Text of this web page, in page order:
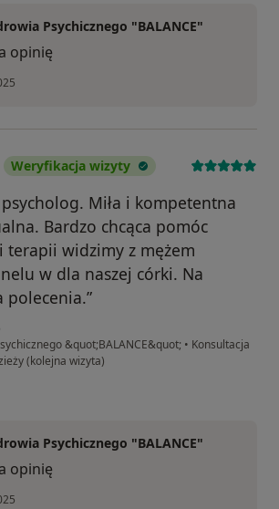
Psychicznego "BALANCE"
opinię
Weryfikacja wizyty
Miła i kompetentna
Bardzo chcąca pomóc
terapii widzimy z mężem
w dla naszej córki. Na
&quot;BALANCE&quot; • Konsultacja
(kolejna wizyta)
Psychicznego "BALANCE"
opinię